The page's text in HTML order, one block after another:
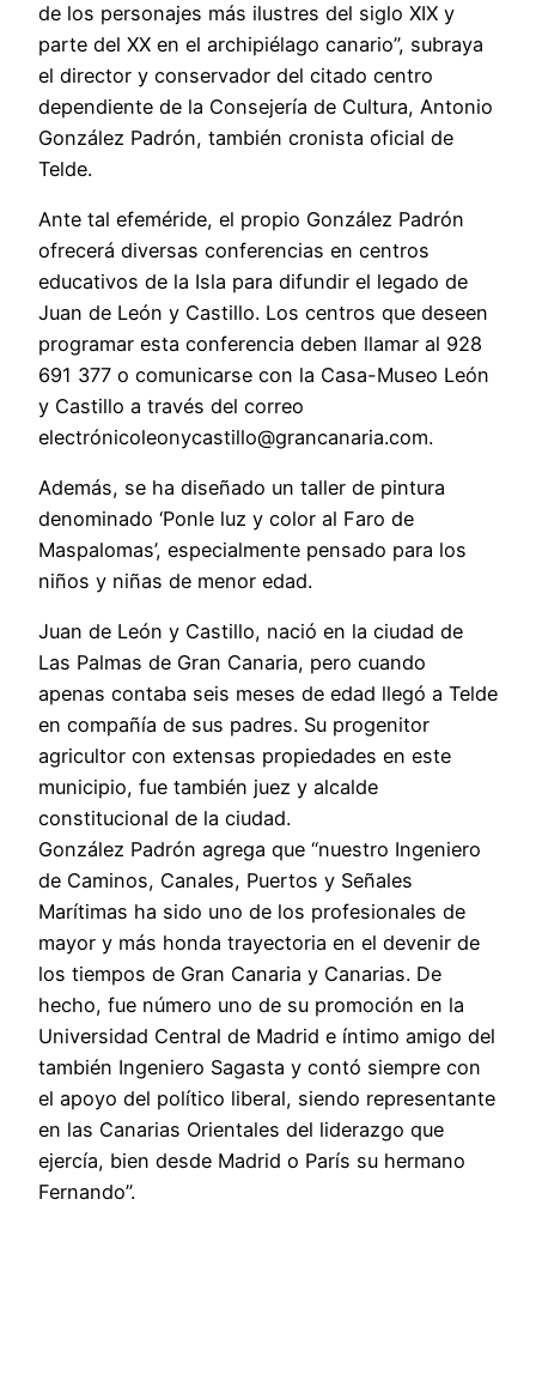
de los personajes más ilustres del siglo XIX y
parte del XX en el archipiélago canario”, subraya
el director y conservador del citado centro
dependiente de la Consejería de Cultura, Antonio
González Padrón, también cronista oficial de
Telde.
Ante tal efeméride, el propio González Padrón
ofrecerá diversas conferencias en centros
educativos de la Isla para difundir el legado de
Juan de León y Castillo. Los centros que deseen
programar esta conferencia deben llamar al 928
691 377 o comunicarse con la Casa-Museo León
y Castillo a través del correo
electrónicoleonycastillo@grancanaria.com.
Además, se ha diseñado un taller de pintura
denominado ‘Ponle luz y color al Faro de
Maspalomas’, especialmente pensado para los
niños y niñas de menor edad.
Juan de León y Castillo, nació en la ciudad de
Las Palmas de Gran Canaria, pero cuando
apenas contaba seis meses de edad llegó a Telde
en compañía de sus padres. Su progenitor
agricultor con extensas propiedades en este
municipio, fue también juez y alcalde
constitucional de la ciudad.
González Padrón agrega que “nuestro Ingeniero
de Caminos, Canales, Puertos y Señales
Marítimas ha sido uno de los profesionales de
mayor y más honda trayectoria en el devenir de
los tiempos de Gran Canaria y Canarias. De
hecho, fue número uno de su promoción en la
Universidad Central de Madrid e íntimo amigo del
también Ingeniero Sagasta y contó siempre con
el apoyo del político liberal, siendo representante
en las Canarias Orientales del liderazgo que
ejercía, bien desde Madrid o París su hermano
Fernando”.